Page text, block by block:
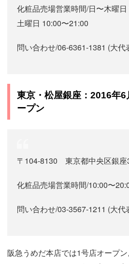
化粧品売場営業時間/日〜木曜
土曜日 10:00〜21:00
問い合わせ/06‐6361‐1381 (大代
東京・松屋銀座：2016年6
ープン
〒104‐8130 東京都中央区銀座
化粧品売場営業時間/10:00〜
問い合わせ/03‐3567‐1211 (大代
阪急うめだ本店では1号店オープ